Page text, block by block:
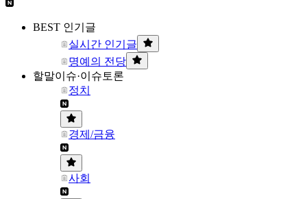
BEST 인기글
실시간 인기글
명예의 전당
할말이슈·이슈토론
정치
경제/금융
사회